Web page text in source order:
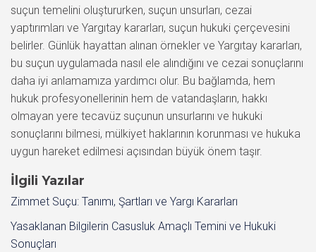
suçun temelini oluştururken, suçun unsurları, cezai
yaptırımları ve Yargıtay kararları, suçun hukuki çerçevesini
belirler. Günlük hayattan alınan örnekler ve Yargıtay kararları,
bu suçun uygulamada nasıl ele alındığını ve cezai sonuçlarını
daha iyi anlamamıza yardımcı olur. Bu bağlamda, hem
hukuk profesyonellerinin hem de vatandaşların, hakkı
olmayan yere tecavüz suçunun unsurlarını ve hukuki
sonuçlarını bilmesi, mülkiyet haklarının korunması ve hukuka
uygun hareket edilmesi açısından büyük önem taşır.
İlgili Yazılar
Zimmet Suçu: Tanımı, Şartları ve Yargı Kararları
Yasaklanan Bilgilerin Casusluk Amaçlı Temini ve Hukuki
Sonuçları